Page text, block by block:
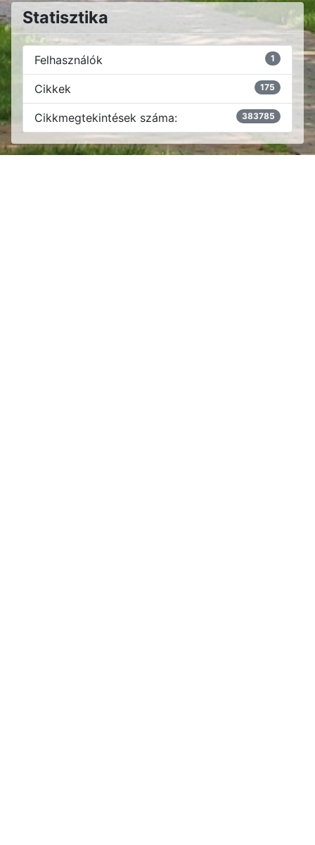
Statisztika
Felhasználók 1
Cikkek 175
Cikkmegtekintések száma: 383785